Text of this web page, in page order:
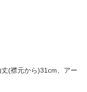
(襟元から)31cm、アー